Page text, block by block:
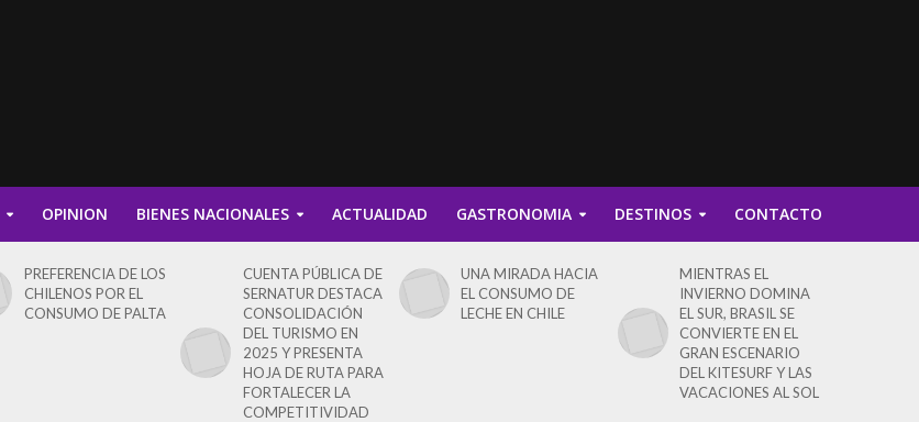
OPINION BIENES NACIONALES ACTUALIDAD GASTRONOMIA DESTINOS CONTACTO
PREFERENCIA DE LOS
CHILENOS POR EL
CONSUMO DE PALTA
CUENTA PÚBLICA DE
SERNATUR DESTACA
CONSOLIDACIÓN
DEL TURISMO EN
2025 Y PRESENTA
HOJA DE RUTA PARA
FORTALECER LA
COMPETITIVIDAD
UNA MIRADA HACIA
EL CONSUMO DE
LECHE EN CHILE
MIENTRAS EL
INVIERNO DOMINA
EL SUR, BRASIL SE
CONVIERTE EN EL
GRAN ESCENARIO
DEL KITESURF Y LAS
VACACIONES AL SOL